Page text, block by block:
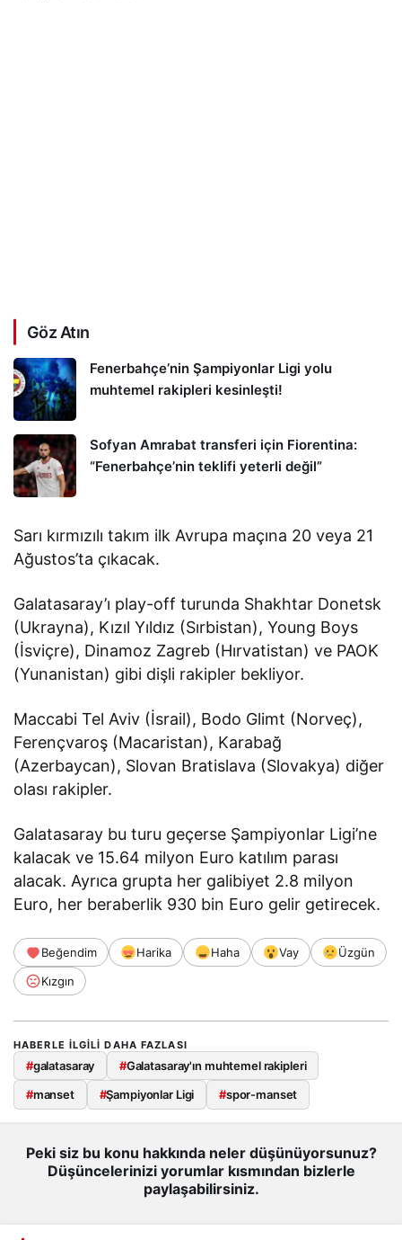
Göz Atın
Fenerbahçe’nin Şampiyonlar Ligi yolu
muhtemel rakipleri kesinleşti!
Sofyan Amrabat transferi için Fiorentina:
“Fenerbahçe’nin teklifi yeterli değil”
Sarı kırmızılı takım ilk Avrupa maçına 20 veya 21
Ağustos’ta çıkacak.
Galatasaray’ı play-off turunda Shakhtar Donetsk
(Ukrayna), Kızıl Yıldız (Sırbistan), Young Boys
(İsviçre), Dinamoz Zagreb (Hırvatistan) ve PAOK
(Yunanistan) gibi dişli rakipler bekliyor.
Maccabi Tel Aviv (İsrail), Bodo Glimt (Norveç),
Ferençvaroş (Macaristan), Karabağ
(Azerbaycan), Slovan Bratislava (Slovakya) diğer
olası rakipler.
Galatasaray bu turu geçerse Şampiyonlar Ligi’ne
kalacak ve 15.64 milyon Euro katılım parası
alacak. Ayrıca grupta her galibiyet 2.8 milyon
Euro, her beraberlik 930 bin Euro gelir getirecek.
Beğendim Harika Haha Vay
Üzgün
Kızgın
HABERLE ILGILI DAHA FAZLASI
#galatasaray #Galatasaray'ın muhtemel rakipleri
#manset #Şampiyonlar Ligi #spor-manset
Peki siz bu konu hakkında neler düşünüyorsunuz?
Düşüncelerinizi yorumlar kısmından bizlerle
paylaşabilirsiniz.